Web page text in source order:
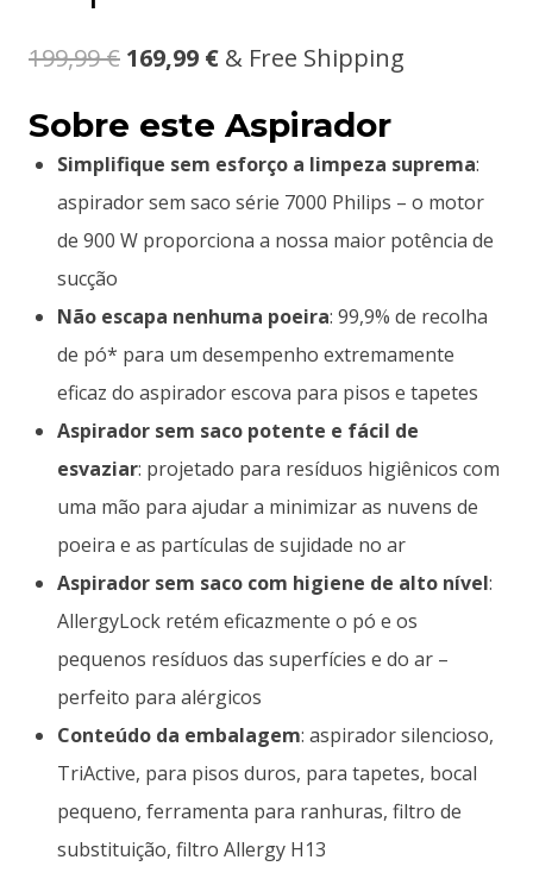
199,99€ 169,99 € & Free Shipping
Sobre este Aspirador
Simplifique sem esforço a limpeza suprema:
aspirador sem saco série 7000 Philips – o motor
de 900 W proporciona a nossa maior potência de
sucção
Não escapa nenhuma poeira: 99,9% de recolha
de pó* para um desempenho extremamente
eficaz do aspirador escova para pisos e tapetes
Aspirador sem saco potente e fácil de
esvaziar: projetado para resíduos higiênicos com
uma mão para ajudar a minimizar as nuvens de
poeira e as partículas de sujidade no ar
Aspirador sem saco com higiene de alto nível:
AllergyLock retém eficazmente o pó e os
pequenos resíduos das superfícies e do ar –
perfeito para alérgicos
Conteúdo da embalagem: aspirador silencioso,
TriActive, para pisos duros, para tapetes, bocal
pequeno, ferramenta para ranhuras, filtro de
substituição, filtro Allergy H13